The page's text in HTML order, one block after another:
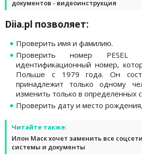
документов - видеоинструкция
Diia.pl позволяет:
Проверить имя и фамилию.
Проверить номер PESEL
идентификационный номер,
Польше с 1979 года. Он
принадлежит только одному
изменить только в определенных
Проверить дату и место
Читайте также:
Илон Маск хочет заменить все
системы и документы